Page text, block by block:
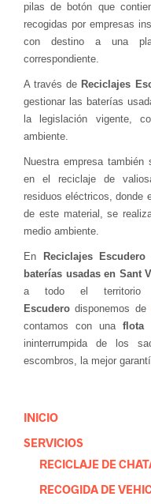
pilas de botón que
recogidas por empresas
con destino a una
correspondiente.
A través de Reciclajes
gestionar las baterías
la legislación vigente,
ambiente.
Nuestra empresa
en el reciclaje de
residuos eléctricos, donde
de este material, se
medio ambiente.
En Reciclajes Escudero
baterías usadas en Sant
a todo el territorio
Escudero disponemos de
contamos con unaflota
ininterrumpida de los
escombros, la mejor
INICIO
SERVICIOS
RECICLAJE DE
RECOGIDA DE